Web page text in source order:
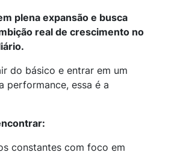
plena expansão e busca
real de crescimento no
do básico e entrar em um
performance, essa é a
constantes com foco em